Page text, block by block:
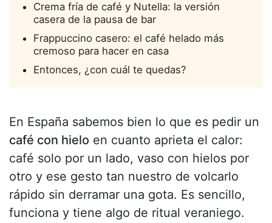
Crema fría de café y Nutella: la versión
casera de la pausa de bar
Frappuccino casero: el café helado más
cremoso para hacer en casa
Entonces, ¿con cuál te quedas?
En España sabemos bien lo que es pedir un
café con hielo en cuanto aprieta el calor:
café solo por un lado, vaso con hielos por
otro y ese gesto tan nuestro de volcarlo
rápido sin derramar una gota. Es sencillo,
funciona y tiene algo de ritual veraniego.